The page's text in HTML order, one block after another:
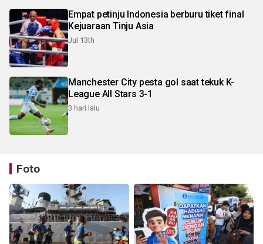
Empat petinju Indonesia berburu tiket final
Kejuaraan Tinju Asia
Jul 13th
Manchester City pesta gol saat tekuk K-
League All Stars 3-1
3 hari lalu
Foto